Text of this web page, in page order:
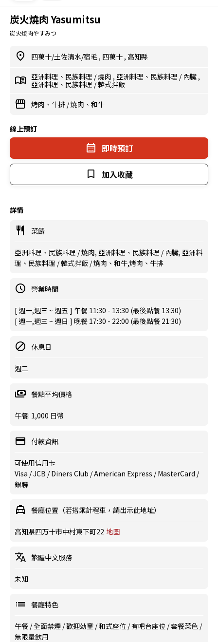
炭火燒肉 Yasumitsu
炭火焼肉やすみつ
四萬十/土佐清水/宿毛 , 四萬十 , 高知縣
亞洲料理、民族料理 /燒肉 , 亞洲料理、民族料理 / 內臟 ,
亞洲料理、民族料理 /韓式拌飯
烤肉、牛排 /燒肉、和牛
線上預訂
即時預訂
加入收藏
詳情
菜餚
亞洲料理、民族料理 / 燒肉, 亞洲料理、民族料理 / 內臟, 亞洲料
理、民族料理 / 韓式拌飯 / 燒肉、和牛,烤肉、牛排
營業時間
[ 週一,週三 ~ 週五 ] 午餐 11:30 - 13:30 (最後點餐 13:30)
[ 週一,週三 ~ 週日 ] 晚餐 17:30 - 22:00 (最後點餐 21:30)
休息日
週二
餐點平均價格
午餐: 1,000 日幣
付款資訊
可使用信用卡
Visa / JCB / Diners Club / American Express / MasterCard /
銀聯
餐廳位置（若搭乘計程車，請出示此地址）
高知県四万十市中村東下町22 地圖
繁體中文服務
未知
餐廳特色
午餐 /全面禁煙 /歡迎幼童 /和式座位 /有吧台座位 /套餐菜色 /
無限量飲用